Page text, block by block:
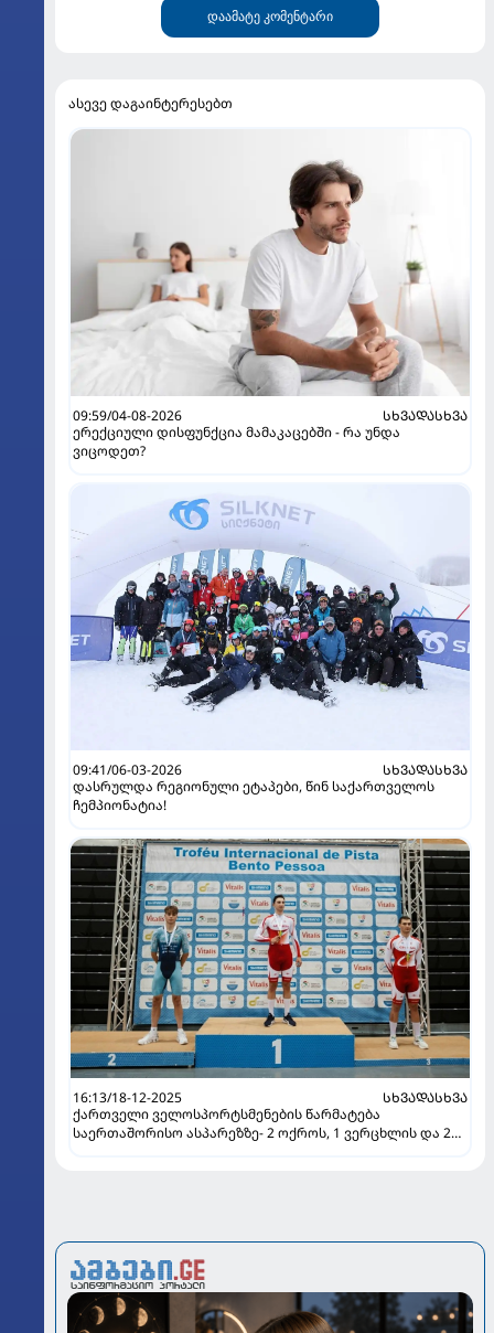
დაამატე კომენტარი
ასევე დაგაინტერესებთ
09:59/04-08-2026
ᲡᲮᲕᲐᲓᲐᲡᲮᲕᲐ
ერექციული დისფუნქცია მამაკაცებში - რა უნდა
ვიცოდეთ?
09:41/06-03-2026
ᲡᲮᲕᲐᲓᲐᲡᲮᲕᲐ
დასრულდა რეგიონული ეტაპები, წინ საქართველოს
ჩემპიონატია!
16:13/18-12-2025
ᲡᲮᲕᲐᲓᲐᲡᲮᲕᲐ
ქართველი ველოსპორტსმენების წარმატება
საერთაშორისო ასპარეზზე- 2 ოქროს, 1 ვერცხლის და 2